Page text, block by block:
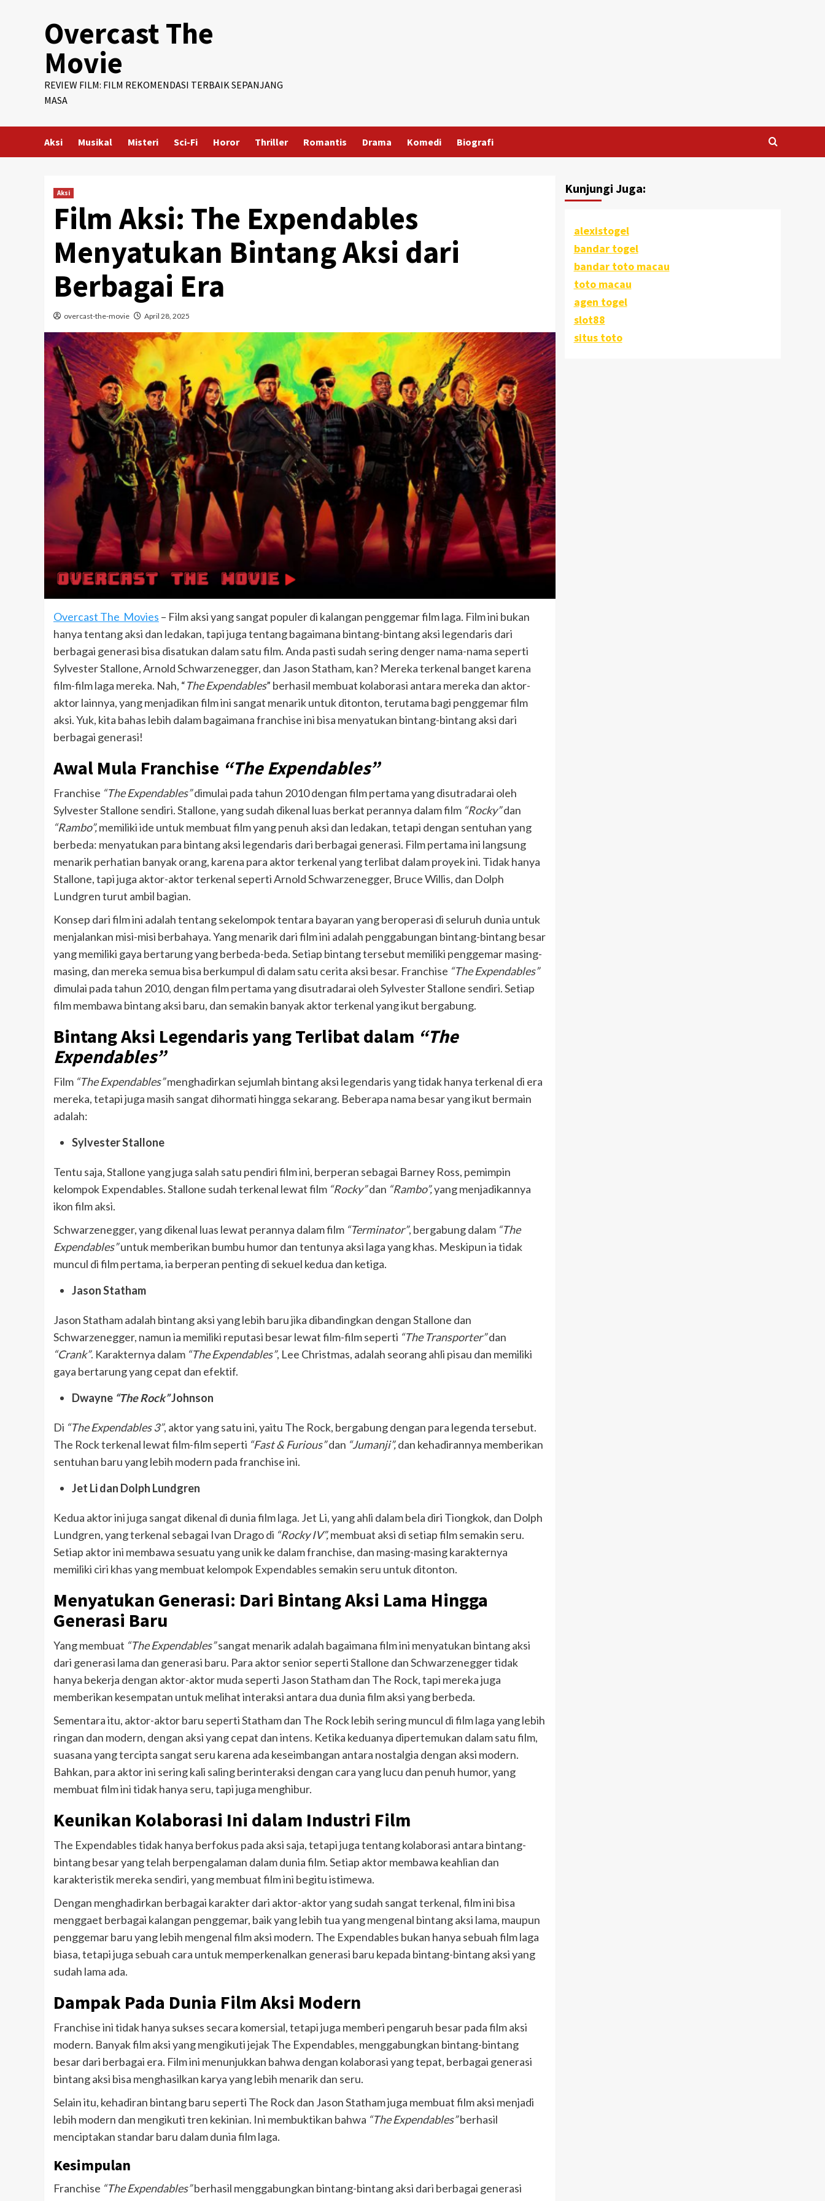
Overcast The
Movie
REVIEW FILM: FILM REKOMENDASI TERBAIK SEPANJANG
MASA
Aksi Musikal Misteri Sci-Fi Horor Thriller Romantis Drama Komedi Biografi
Aksi
Film Aksi: The Expendables
Menyatukan Bintang Aksi dari
Berbagai Era
overcast-the-movie April 28, 2025
Overcast The Movies – Film aksi yang sangat populer di kalangan penggemar film laga. Film ini bukan
hanya tentang aksi dan ledakan, tapi juga tentang bagaimana bintang-bintang aksi legendaris dari
berbagai generasi bisa disatukan dalam satu film. Anda pasti sudah sering denger nama-nama seperti
Sylvester Stallone, Arnold Schwarzenegger, dan Jason Statham, kan? Mereka terkenal banget karena
film-film laga mereka. Nah, “The Expendables” berhasil membuat kolaborasi antara mereka dan aktor-
aktor lainnya, yang menjadikan film ini sangat menarik untuk ditonton, terutama bagi penggemar film
aksi. Yuk, kita bahas lebih dalam bagaimana franchise ini bisa menyatukan bintang-bintang aksi dari
berbagai generasi!
Awal Mula Franchise “The Expendables”
Franchise “The Expendables”dimulai pada tahun 2010 dengan film pertama yang disutradarai oleh
Sylvester Stallone sendiri. Stallone, yang sudah dikenal luas berkat perannya dalam film “Rocky”dan
“Rambo”,memiliki ide untuk membuat film yang penuh aksi dan ledakan, tetapi dengan sentuhan yang
berbeda: menyatukan para bintang aksi legendaris dari berbagai generasi. Film pertama ini langsung
menarik perhatian banyak orang, karena para aktor terkenal yang terlibat dalam proyek ini. Tidak hanya
Stallone, tapi juga aktor-aktor terkenal seperti Arnold Schwarzenegger, Bruce Willis, dan Dolph
Lundgren turut ambil bagian.
Konsep dari film ini adalah tentang sekelompok tentara bayaran yang beroperasi di seluruh dunia untuk
menjalankan misi-misi berbahaya. Yang menarik dari film ini adalah penggabungan bintang-bintang besar
yang memiliki gaya bertarung yang berbeda-beda. Setiap bintang tersebut memiliki penggemar masing-
masing, dan mereka semua bisa berkumpul di dalam satu cerita aksi besar. Franchise “The Expendables”
dimulai pada tahun 2010, dengan film pertama yang disutradarai oleh Sylvester Stallone sendiri. Setiap
film membawa bintang aksi baru, dan semakin banyak aktor terkenal yang ikut bergabung.
Bintang Aksi Legendaris yang Terlibat dalam “The
Expendables”
Film “The Expendables”menghadirkan sejumlah bintang aksi legendaris yang tidak hanya terkenal di era
mereka, tetapi juga masih sangat dihormati hingga sekarang. Beberapa nama besar yang ikut bermain
adalah:
Sylvester Stallone
Tentu saja, Stallone yang juga salah satu pendiri film ini, berperan sebagai Barney Ross, pemimpin
kelompok Expendables. Stallone sudah terkenal lewat film “Rocky”dan “Rambo”,yang menjadikannya
ikon film aksi.
Schwarzenegger, yang dikenal luas lewat perannya dalam film “Terminator”, bergabung dalam “The
Expendables”untuk memberikan bumbu humor dan tentunya aksi laga yang khas. Meskipun ia tidak
muncul di film pertama, ia berperan penting di sekuel kedua dan ketiga.
Jason Statham
Jason Statham adalah bintang aksi yang lebih baru jika dibandingkan dengan Stallone dan
Schwarzenegger, namun ia memiliki reputasi besar lewat film-film seperti “The Transporter”dan
“Crank”. Karakternya dalam “The Expendables”, Lee Christmas, adalah seorang ahli pisau dan memiliki
gaya bertarung yang cepat dan efektif.
Dwayne “The Rock”Johnson
Di “The Expendables 3”, aktor yang satu ini, yaitu The Rock, bergabung dengan para legenda tersebut.
The Rock terkenal lewat film-film seperti “Fast & Furious”dan “Jumanji”,dan kehadirannya memberikan
sentuhan baru yang lebih modern pada franchise ini.
Jet Li dan Dolph Lundgren
Kedua aktor ini juga sangat dikenal di dunia film laga. Jet Li, yang ahli dalam bela diri Tiongkok, dan Dolph
Lundgren, yang terkenal sebagai Ivan Drago di “Rocky IV”,membuat aksi di setiap film semakin seru.
Setiap aktor ini membawa sesuatu yang unik ke dalam franchise, dan masing-masing karakternya
memiliki ciri khas yang membuat kelompok Expendables semakin seru untuk ditonton.
Menyatukan Generasi: Dari Bintang Aksi Lama Hingga
Generasi Baru
Yang membuat “The Expendables”sangat menarik adalah bagaimana film ini menyatukan bintang aksi
dari generasi lama dan generasi baru. Para aktor senior seperti Stallone dan Schwarzenegger tidak
hanya bekerja dengan aktor-aktor muda seperti Jason Statham dan The Rock, tapi mereka juga
memberikan kesempatan untuk melihat interaksi antara dua dunia film aksi yang berbeda.
Sementara itu, aktor-aktor baru seperti Statham dan The Rock lebih sering muncul di film laga yang lebih
ringan dan modern, dengan aksi yang cepat dan intens. Ketika keduanya dipertemukan dalam satu film,
suasana yang tercipta sangat seru karena ada keseimbangan antara nostalgia dengan aksi modern.
Bahkan, para aktor ini sering kali saling berinteraksi dengan cara yang lucu dan penuh humor, yang
membuat film ini tidak hanya seru, tapi juga menghibur.
Keunikan Kolaborasi Ini dalam Industri Film
The Expendables tidak hanya berfokus pada aksi saja, tetapi juga tentang kolaborasi antara bintang-
bintang besar yang telah berpengalaman dalam dunia film. Setiap aktor membawa keahlian dan
karakteristik mereka sendiri, yang membuat film ini begitu istimewa.
Dengan menghadirkan berbagai karakter dari aktor-aktor yang sudah sangat terkenal, film ini bisa
menggaet berbagai kalangan penggemar, baik yang lebih tua yang mengenal bintang aksi lama, maupun
penggemar baru yang lebih mengenal film aksi modern. The Expendables bukan hanya sebuah film laga
biasa, tetapi juga sebuah cara untuk memperkenalkan generasi baru kepada bintang-bintang aksi yang
sudah lama ada.
Dampak Pada Dunia Film Aksi Modern
Franchise ini tidak hanya sukses secara komersial, tetapi juga memberi pengaruh besar pada film aksi
modern. Banyak film aksi yang mengikuti jejak The Expendables, menggabungkan bintang-bintang
besar dari berbagai era. Film ini menunjukkan bahwa dengan kolaborasi yang tepat, berbagai generasi
bintang aksi bisa menghasilkan karya yang lebih menarik dan seru.
Selain itu, kehadiran bintang baru seperti The Rock dan Jason Statham juga membuat film aksi menjadi
lebih modern dan mengikuti tren kekinian. Ini membuktikan bahwa “The Expendables”berhasil
menciptakan standar baru dalam dunia film laga.
Kesimpulan
Franchise “The Expendables”berhasil menggabungkan bintang-bintang aksi dari berbagai generasi
Kunjungi Juga:
alexistogel
bandar togel
bandar toto macau
toto macau
agen togel
slot88
situs toto